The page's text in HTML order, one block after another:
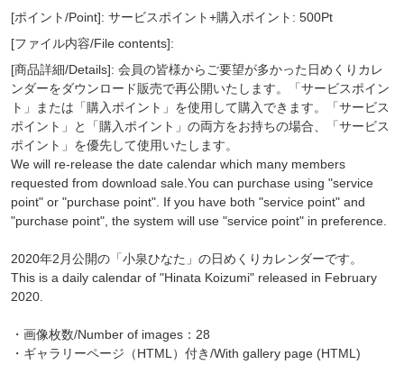
[ポイント/Point]: サービスポイント+購入ポイント: 500Pt
[ファイル内容/File contents]:
[商品詳細/Details]: 会員の皆様からご要望が多かった日めくりカレ
ンダーをダウンロード販売で再公開いたします。「サービスポイン
ト」または「購入ポイント」を使用して購入できます。「サービス
ポイント」と「購入ポイント」の両方をお持ちの場合、「サービス
ポイント」を優先して使用いたします。
We will re-release the date calendar which many members
requested from download sale.You can purchase using "service
point" or "purchase point". If you have both "service point" and
"purchase point", the system will use "service point" in preference.
2020年2月公開の「小泉ひなた」の日めくりカレンダーです。
This is a daily calendar of "Hinata Koizumi" released in February
2020.
・画像枚数/Number of images：28
・ギャラリーページ（HTML）付き/With gallery page (HTML)